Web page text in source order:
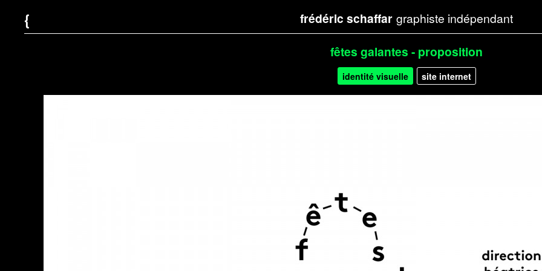
frédéric schaffar graphiste indépendant
{
fêtes galantes - proposition
identité visuelle(ongletsite internet